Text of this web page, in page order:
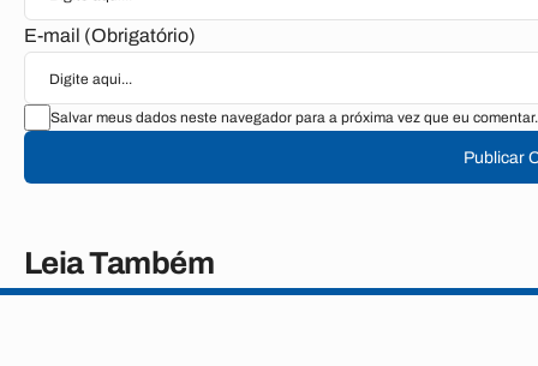
E-mail (Obrigatório)
Salvar meus dados neste navegador para a próxima vez que eu comentar.
Publicar
Leia Também